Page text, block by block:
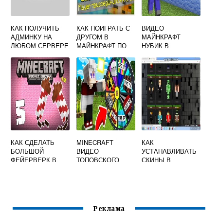
КАК ПОЛУЧИТЬ
АДМИНКУ НА
ЛЮБОМ СЕРВЕРЕ
КАК ПОИГРАТЬ С
ДРУГОМ В
МАЙНКРАФТ ПО
ВИДЕО
МАЙНКРАФТ
НУБИК В
НОВЫЕ СЕРИИ
КАК СДЕЛАТЬ
БОЛЬШОЙ
ФЕЙЕРВЕРК В
MINECRAFT
ВИДЕО
ТОПОВСКОГО
КАК
УСТАНАВЛИВАТЬ
СКИНЫ В
Реклама